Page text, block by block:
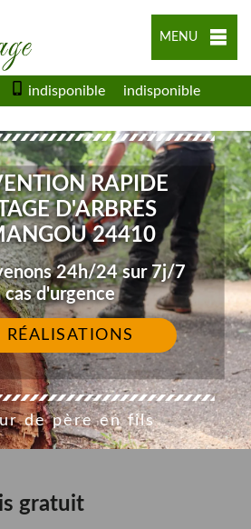
MENU
indisponible indisponible
RAPIDE
D'ARBRES
24410
24h/24 sur 7j/7
cas d'urgence
RÉALISATIONS
de père en fils
gratuit